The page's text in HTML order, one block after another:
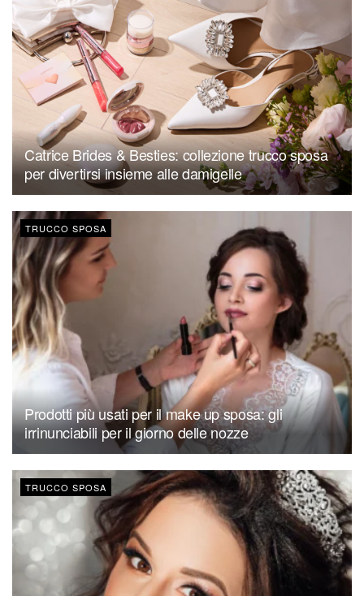
Catrice Brides & Besties: collezione trucco sposa
per divertirsi insieme alle damigelle
TRUCCO SPOSA
Prodotti più usati per il make up sposa: gli
irrinunciabili per il giorno delle nozze
TRUCCO SPOSA